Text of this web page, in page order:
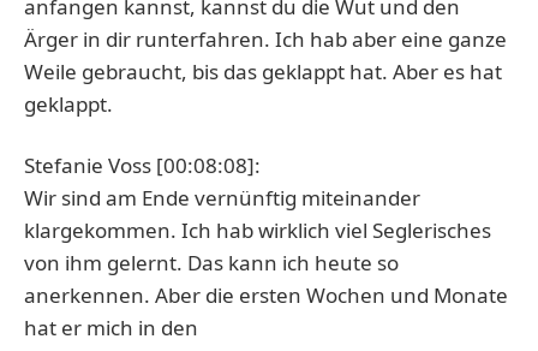
anfangen kannst, kannst du die Wut und den
Ärger in dir runterfahren. Ich hab aber eine ganze
Weile gebraucht, bis das geklappt hat. Aber es hat
geklappt.
Stefanie Voss [00:08:08]:
Wir sind am Ende vernünftig miteinander
klargekommen. Ich hab wirklich viel Seglerisches
von ihm gelernt. Das kann ich heute so
anerkennen. Aber die ersten Wochen und Monate
hat er mich in den